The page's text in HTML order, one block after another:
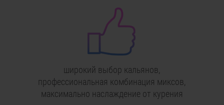
широкий выбор кальянов,
профессиональная комбинация миксов,
максимально наслаждение от курения